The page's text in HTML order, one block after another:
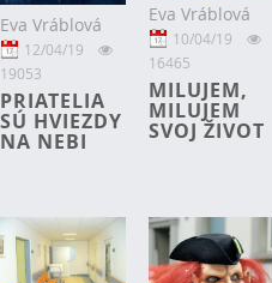
Eva Vráblová
12/04/19
19053
PRIATELIA
SÚ HVIEZDY
NA NEBI
Eva Vráblová
10/04/19
16465
MILUJEM,
MILUJEM
SVOJ ŽIVOT